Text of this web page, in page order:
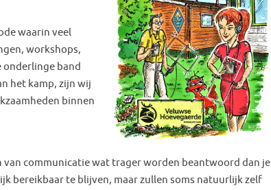
waarin veel
workshops,
onderlinge band
het kamp, zijn wij
binnen
van communicatie wat trager worden beantwoord dan je
bereikbaar te blijven, maar zullen soms natuurlijk zelf